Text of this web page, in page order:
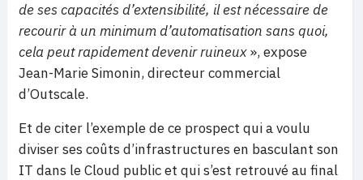
de ses capacités d’extensibilité, il est nécessaire de
recourir à un minimum d’automatisation sans quoi,
cela peut rapidement devenir ruineux», expose
Jean-Marie Simonin, directeur commercial
d’Outscale.
Et de citer l’exemple de ce prospect qui a voulu
diviser ses coûts d’infrastructures en basculant son
IT dans le Cloud public et qui s’est retrouvé au final